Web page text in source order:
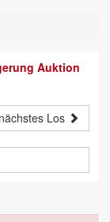
Auktion
nächstes Los